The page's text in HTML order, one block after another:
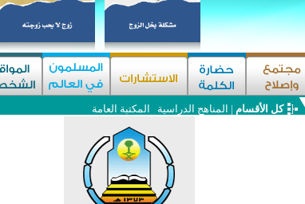
كل الأقسام | المناهج الدراسية المكتبة العامة